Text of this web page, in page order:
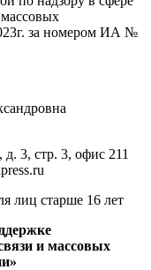
за номером ИА №
3, стр. 3, офис 211
лиц старше 16 лет
и массовых